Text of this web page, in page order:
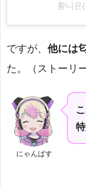
황니은
ですが、 他には
た。（ストーリ
にゃんぱす